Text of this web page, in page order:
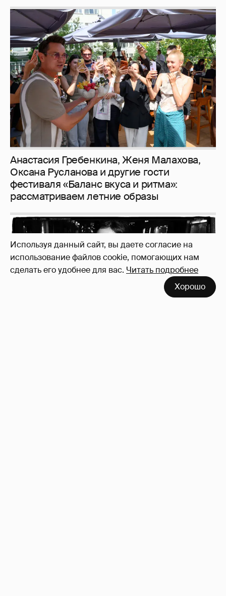
Используя данный сайт, вы даете согласие на
использование файлов cookie, помогающих нам
сделать его удобнее для вас. Читать подробнее
Хорошо
Анастасия Гребенкина, Женя Малахова,
Оксана Русланова и другие гости
фестиваля «Баланс вкуса и ритма»:
рассматриваем летние образы
Рублёвские дочки